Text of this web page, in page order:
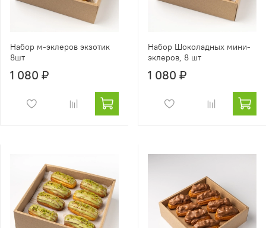
Набор м-эклеров экзотик
8шт
1 080 ₽
Набор Шоколадных мини-
эклеров, 8 шт
1 080 ₽